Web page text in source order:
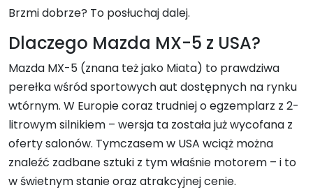
Brzmi dobrze? To posłuchaj dalej.
Dlaczego Mazda MX-5 z USA?
Mazda MX-5 (znana też jako Miata) to prawdziwa
perełka wśród sportowych aut dostępnych na rynku
wtórnym. W Europie coraz trudniej o egzemplarz z 2-
litrowym silnikiem – wersja ta została już wycofana z
oferty salonów. Tymczasem w USA wciąż można
znaleźć zadbane sztuki z tym właśnie motorem – i to
w świetnym stanie oraz atrakcyjnej cenie.